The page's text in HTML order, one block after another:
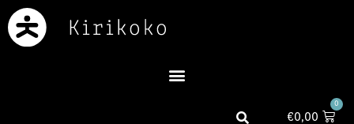
€0,00
0